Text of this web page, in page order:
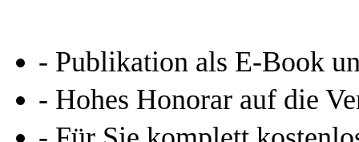
- Publikation als E-Book
- Hohes Honorar auf die